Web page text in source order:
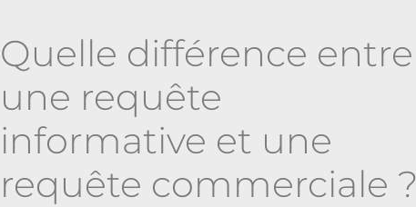
Quelle différence entre
une requête
informative et une
requête commerciale ?